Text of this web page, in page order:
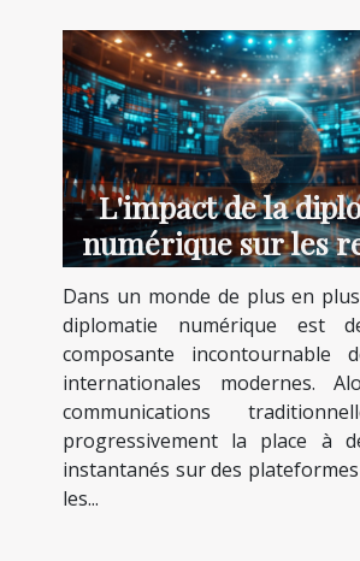
L'impact de la
numérique sur les
Dans un monde de plus en
diplomatie numérique est
composante incontournable
internationales modernes.
communications
progressivement la place à
instantanés sur des
les...